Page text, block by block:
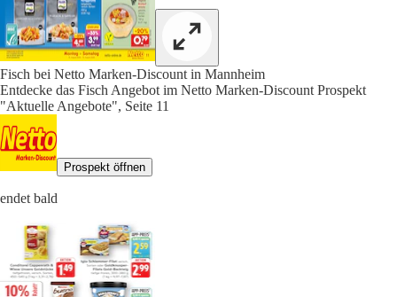
Fisch bei Netto Marken-Discount in Mannheim
Entdecke das Fisch Angebot im Netto Marken-Discount Prospekt
"Aktuelle Angebote", Seite 11
Prospekt öffnen
endet bald